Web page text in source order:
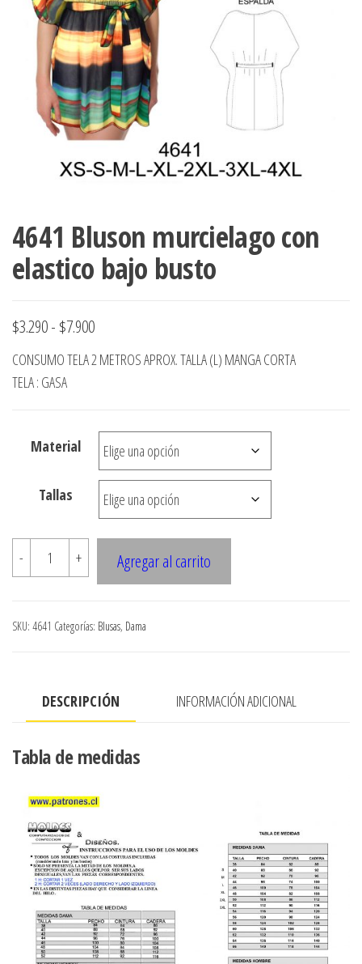
accumark ,
pdf , Moldes
Gerber ,
ropa,
Graduaciones,
Digitalización
accumark,
Moldes en
pdf, Moldes
Accumark
Santiago-
Chile.
4641 Bluson murcielago con
elastico bajo busto
$3.290- $7.900Rango
de
$3.290
hasta
$7.900
CONSUMO TELA 2 METROS APROX. TALLA (L) MANGA CORTA
TELA : GASA
Material
Tallas
-
4641
Bluson
con
elastico
cantidad
+ Agregar al carrito
SKU: 4641 Categorías: Blusas, Dama
DESCRIPCIÓN INFORMACIÓN ADICIONAL
Tabla de medidas